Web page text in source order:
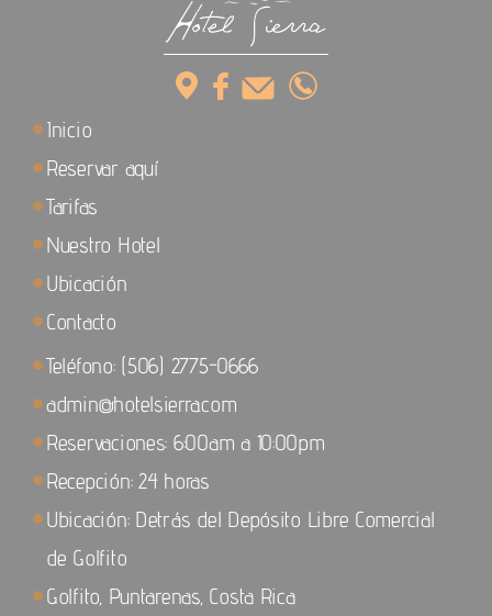
Inicio
Reservar aquí
Tarifas
Nuestro Hotel
Ubicación
Contacto
Teléfono: (506) 2775-0666
admin@hotelsierra.com
Reservaciones: 6:00am a 10:00pm
Recepción: 24 horas
Ubicación: Detrás del Depósito Libre Comercial
de Golfito
Golfito, Puntarenas, Costa Rica